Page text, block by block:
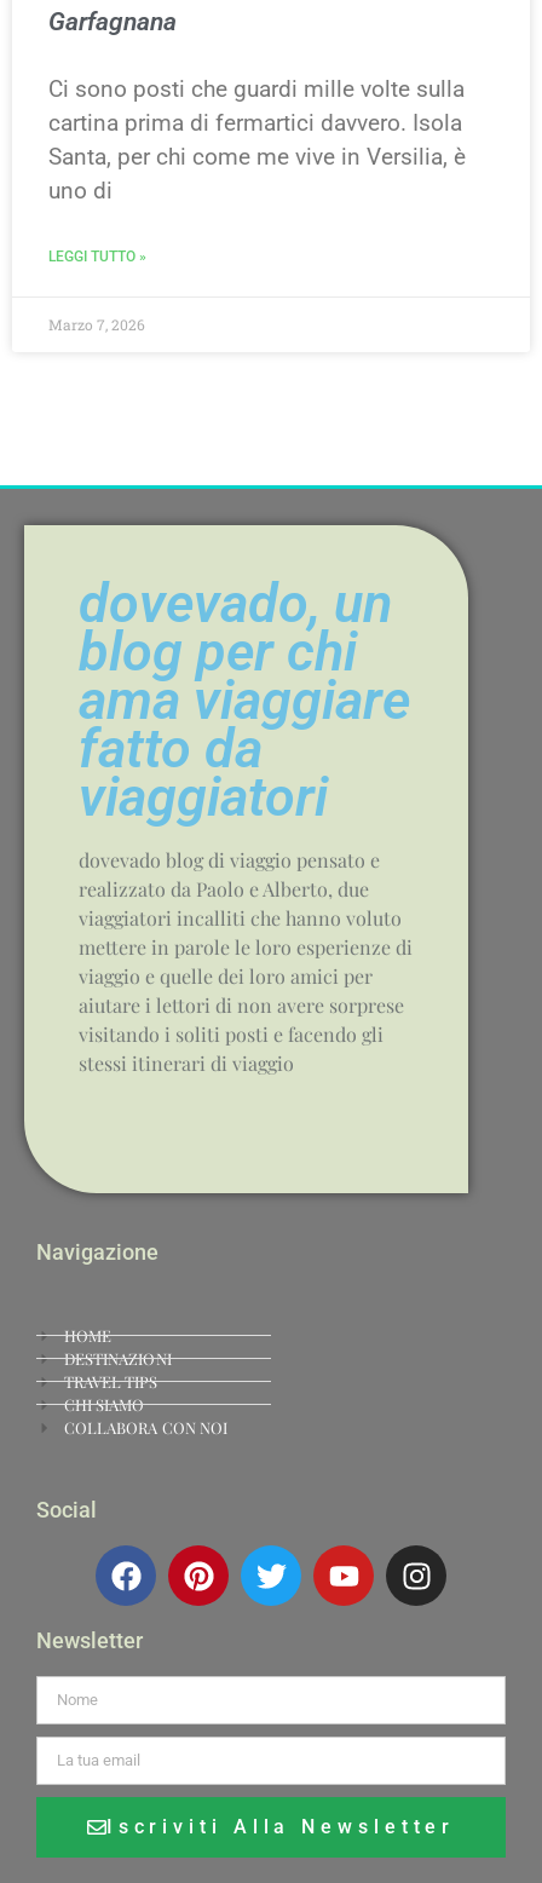
Garfagnana
Ci sono posti che guardi mille volte sulla
cartina prima di fermartici davvero. Isola
Santa, per chi come me vive in Versilia, è
uno di
LEGGI TUTTO »
Marzo 7, 2026
dovevado, un
blog per chi
ama viaggiare
fatto da
viaggiatori
dovevado blog di viaggio pensato e
realizzato da Paolo e Alberto, due
viaggiatori incalliti che hanno voluto
mettere in parole le loro esperienze di
viaggio e quelle dei loro amici per
aiutare i lettori di non avere sorprese
visitando i soliti posti e facendo gli
stessi itinerari di viaggio
Navigazione
HOME
DESTINAZIONI
TRAVEL TIPS
CHI SIAMO
COLLABORA CON NOI
Social
Newsletter
Iscriviti Alla Newsletter